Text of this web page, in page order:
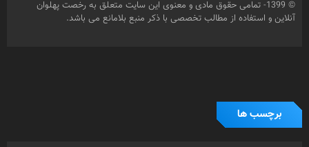
© 1399- تمامی حقوق مادی و معنوی این سایت متعلق به رخصت پهلوان
آنلاین و استفاده از مطالب تخصصی با ذکر منبع بلامانع می باشد.
برچسب ها